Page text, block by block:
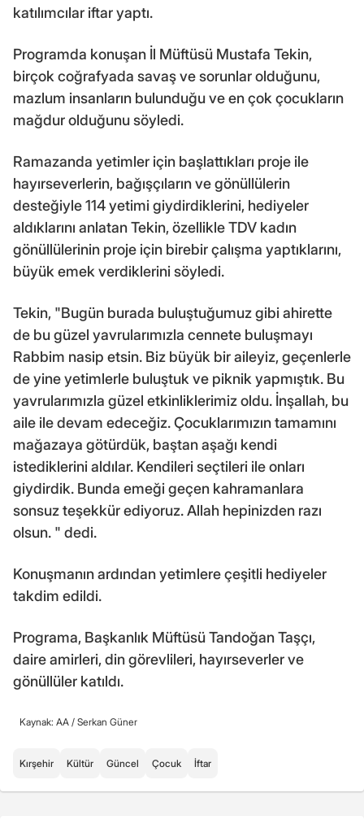
katılımcılar iftar yaptı.
Programda konuşan İl Müftüsü Mustafa Tekin,
birçok coğrafyada savaş ve sorunlar olduğunu,
mazlum insanların bulunduğu ve en çok çocukların
mağdur olduğunu söyledi.
Ramazanda yetimler için başlattıkları proje ile
hayırseverlerin, bağışçıların ve gönüllülerin
desteğiyle 114 yetimi giydirdiklerini, hediyeler
aldıklarını anlatan Tekin, özellikle TDV kadın
gönüllülerinin proje için birebir çalışma yaptıklarını,
büyük emek verdiklerini söyledi.
Tekin, "Bugün burada buluştuğumuz gibi ahirette
de bu güzel yavrularımızla cennete buluşmayı
Rabbim nasip etsin. Biz büyük bir aileyiz, geçenlerle
de yine yetimlerle buluştuk ve piknik yapmıştık. Bu
yavrularımızla güzel etkinliklerimiz oldu. İnşallah, bu
aile ile devam edeceğiz. Çocuklarımızın tamamını
mağazaya götürdük, baştan aşağı kendi
istediklerini aldılar. Kendileri seçtileri ile onları
giydirdik. Bunda emeği geçen kahramanlara
sonsuz teşekkür ediyoruz. Allah hepinizden razı
olsun. " dedi.
Konuşmanın ardından yetimlere çeşitli hediyeler
takdim edildi.
Programa, Başkanlık Müftüsü Tandoğan Taşçı,
daire amirleri, din görevlileri, hayırseverler ve
gönüllüler katıldı.
Kaynak: AA / Serkan Güner
Kırşehir Kültür Güncel Çocuk İftar